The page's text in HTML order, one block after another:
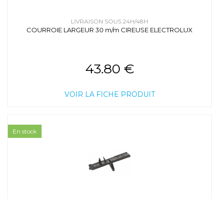
LIVRAISON SOUS 24H/48H
COURROIE LARGEUR 30 m/m CIREUSE ELECTROLUX
43.80 €
VOIR LA FICHE PRODUIT
En stock